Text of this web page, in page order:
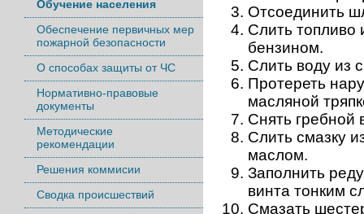
Обучение населения
Обеспечение первичных мер
пожарной безопасности
О способах защиты от ЧС
Нормативно-правовые
документы
Методические
рекомендации
Решения коммисии
Сводка происшествий
Отсоединить
Слить топливо
бензином.
Слить воду из
Протереть
масляной
Снять гребной
Слить смазку
маслом.
Заполнить
винта тонким
Смазать